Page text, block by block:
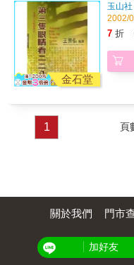
金石堂
玉山社
2002/
7 折
1 頁
關於我們 門市
加好友